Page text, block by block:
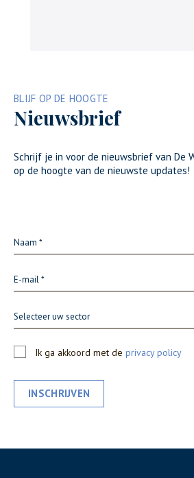
BLIJF OP DE HOOGTE
Nieuwsbrief
Schrijf je in voor de nieuwsbrief van De
op de hoogte van de nieuwste updates!
Selecteer uw sector
Ik ga akkoord met de privacy policy
INSCHRIJVEN